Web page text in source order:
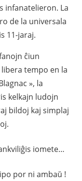
infanatelieron. La
de la universala
11-jaraj.
ĉiun
tempo en la
», la
kelkajn ludojn
bildoj kaj simplaj
iomete…
por ni ambaŭ !